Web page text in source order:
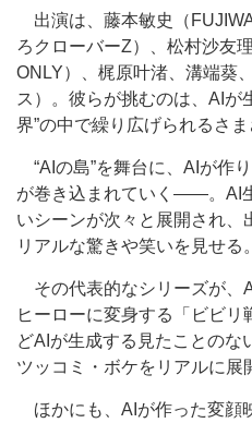
出演は、藤本敏史（
ろクローバーZ）、松村沙友
ONLY）、梶原叶渚、溝端葵
ス）。彼らが挑むのは、AIが
界”の中で繰り広げられるさ
“AIの島”を舞台に、AIが作
が巻き込まれていく――。AI
いシーンが次々と展開され
リアルな驚きや笑いを見せる。
その代表的なシリーズが、
ヒーローに変身する「ビビ
どAIが生成する見たことのな
ツッコミ・ボケをリアルに展
ほかにも、AIが作った変顔